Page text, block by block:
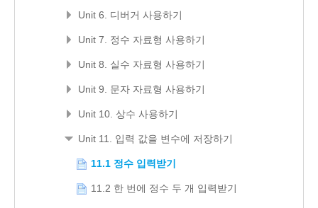
Unit 6. 디버거 사용하기
Unit 7. 정수 자료형 사용하기
Unit 8. 실수 자료형 사용하기
Unit 9. 문자 자료형 사용하기
Unit 10. 상수 사용하기
Unit 11. 입력 값을 변수에 저장하기
11.1 정수 입력받기
11.2 한 번에 정수 두 개 입력받기